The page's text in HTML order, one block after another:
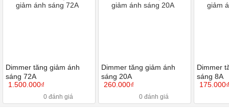
Dimmer tăng giảm ánh
sáng 72A
1.500.000₫
0 đánh giá
Dimmer tăng giảm ánh
sáng 20A
260.000₫
0 đánh giá
Dimmer
sáng 8A
175.000₫